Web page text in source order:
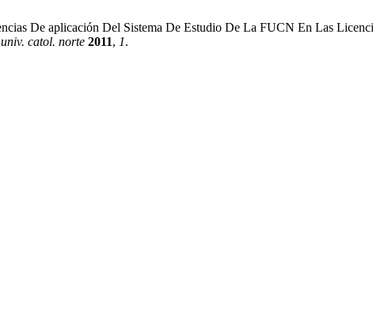
De aplicación Del Sistema De Estudio De La FUCN En Las
catol. norte 2011, 1.